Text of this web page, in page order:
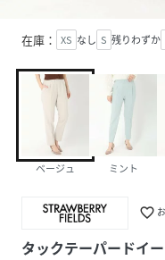
在庫： XS なし S 残りわずか
ベージュ ミント
favorite_border
タックテーパードイ